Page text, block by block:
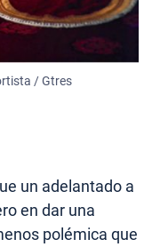
/ Gtres
un adelantado a
en dar una
polémica que